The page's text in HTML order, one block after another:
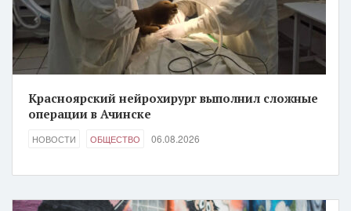
Красноярский нейрохирург выполнил сложные
операции в Ачинске
НОВОСТИ ОБЩЕСТВО 06.08.2026